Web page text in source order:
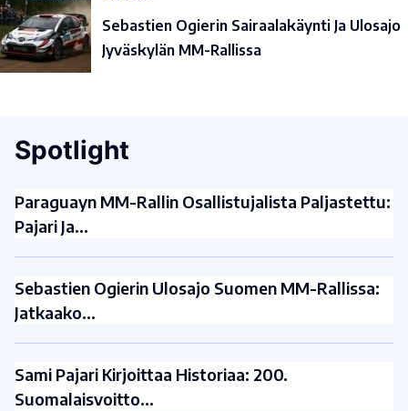
Sebastien Ogierin Sairaalakäynti Ja Ulosajo
Jyväskylän MM-Rallissa
Spotlight
Paraguayn MM-Rallin Osallistujalista Paljastettu:
Pajari Ja…
Sebastien Ogierin Ulosajo Suomen MM-Rallissa:
Jatkaako…
Sami Pajari Kirjoittaa Historiaa: 200.
Suomalaisvoitto…